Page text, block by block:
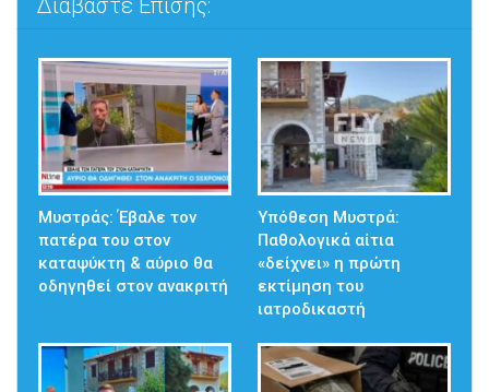
Διαβάστε Επίσης:
Μυστράς: Έβαλε τον
πατέρα του στον
καταψύκτη & αύριο θα
οδηγηθεί στον ανακριτή
Υπόθεση Μυστρά:
Παθολογικά αίτια
«δείχνει» η πρώτη
εκτίμηση του
ιατροδικαστή